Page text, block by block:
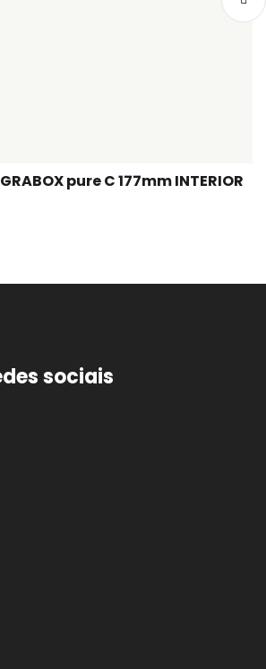
pure C 177mm INTERIOR
sociais